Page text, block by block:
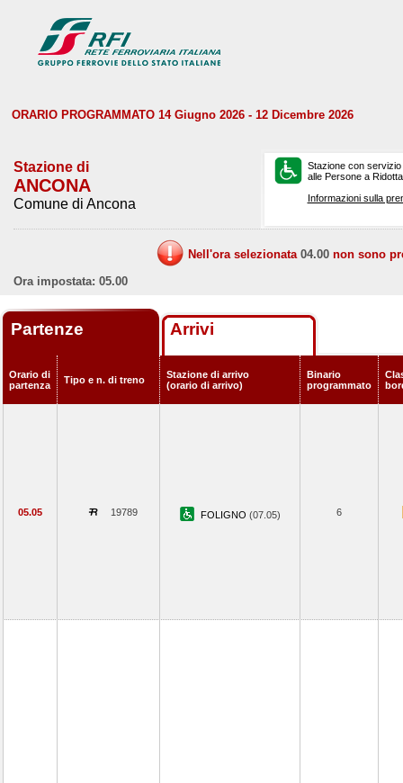
ORARIO PROGRAMMATO 14 Giugno 2026 - 12 Dicembre 2026
Stazione di
ANCONA
Comune di Ancona
Stazione con
alle Persone a
Informazioni sulla
Nell'ora selezionata 04.00 non sono
Ora impostata: 05.00
Partenze Arrivi
Orario di
partenza
Tipo e n. di treno
Stazione di arrivo
(orario di arrivo)
Binario
programmato
05.05 19789 FOLIGNO (07.05) 6